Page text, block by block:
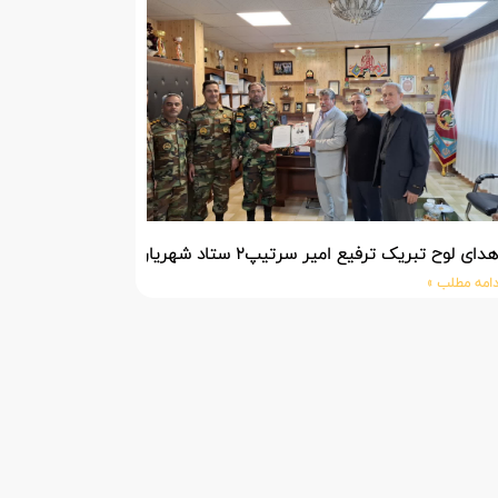
لوح تبریک ترفیع امیر سرتیپ۲ ستاد شهریار پورفضلی فرمانده تیپ ۳۶۴ شهید نصیرزاده نزاجا مستقر در مهاباد
مطلب »